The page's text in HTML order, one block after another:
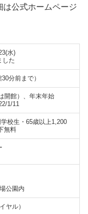
公式ホームページ
水)
した
分前まで）
開館）、年末年始
1/11
校生・65歳以上1,200
無料
公園内
ヤル）